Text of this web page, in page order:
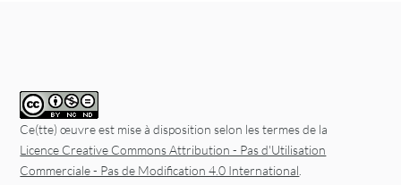
Ce(tte) œuvre est mise à disposition selon les termes de la
Licence Creative Commons Attribution - Pas d'Utilisation
Commerciale - Pas de Modification 4.0 International